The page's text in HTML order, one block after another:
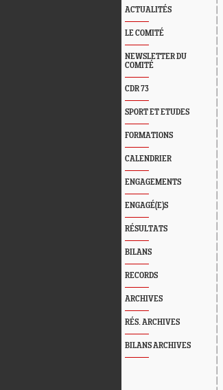
ACTUALITÉS
LE COMITÉ
NEWSLETTER DU
COMITÉ
CDR 73
SPORT ET ETUDES
FORMATIONS
CALENDRIER
ENGAGEMENTS
ENGAGÉ(E)S
RÉSULTATS
BILANS
RECORDS
ARCHIVES
RÉS. ARCHIVES
BILANS ARCHIVES